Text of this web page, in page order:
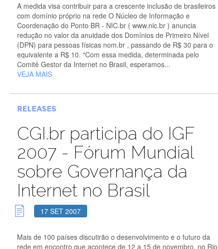
A medida visa contribuir para a crescente inclusão de brasileiros
com domínio próprio na rede O Núcleo de Informação e
Coordenação do Ponto BR - NIC.br ( www.nic.br ) anuncia
redução no valor da anuidade dos Domínios de Primeiro Nível
(DPN) para pessoas físicas nom.br , passando de R$ 30 para o
equivalente a R$ 10. "Com essa medida, determinada pelo
Comitê Gestor da Internet no Brasil, esperamos...
VEJA MAIS
RELEASES
CGI.br participa do IGF
2007 - Fórum Mundial
sobre Governança da
Internet no Brasil
17 SET 2007
Mais de 100 países discutirão o desenvolvimento e o futuro da
rede em encontro que acontece de 12 a 15 de novembro, no Rio